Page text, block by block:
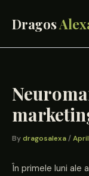
Bydragosalexa/April
În primele luni ale